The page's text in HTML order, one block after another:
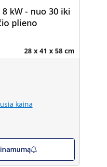
kW - nuo 30 iki
plieno
28 x 41 x 58 cm
kaina